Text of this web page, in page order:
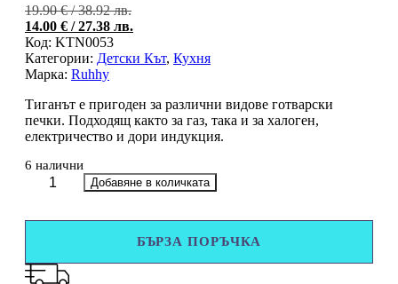
19.90€/ 38.92 лв.Original
price
19.90 €
14.00 € / 27.38 лв.
Код: KTN0053
Категории: Детски Кът, Кухня
Марка: Ruhhy
Тиганът е пригоден за различни видове готварски
печки. Подходящ както за газ, така и за халоген,
електричество и дори индукция.
6 налични
количество
палачинки,
подходящ
Добавяне в количката
БЪРЗА ПОРЪЧКА